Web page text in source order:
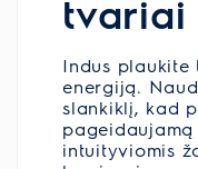
tvariai
Indus
energiją.
slankiklį, kad
pageidaujamą
intuityviomis